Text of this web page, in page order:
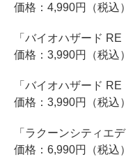
価格：4,990円（税込
「バイオハザード RE
価格：3,990円（税込
「バイオハザード RE
価格：3,990円（税込
「ラクーンシティエ
価格：6,990円（税込